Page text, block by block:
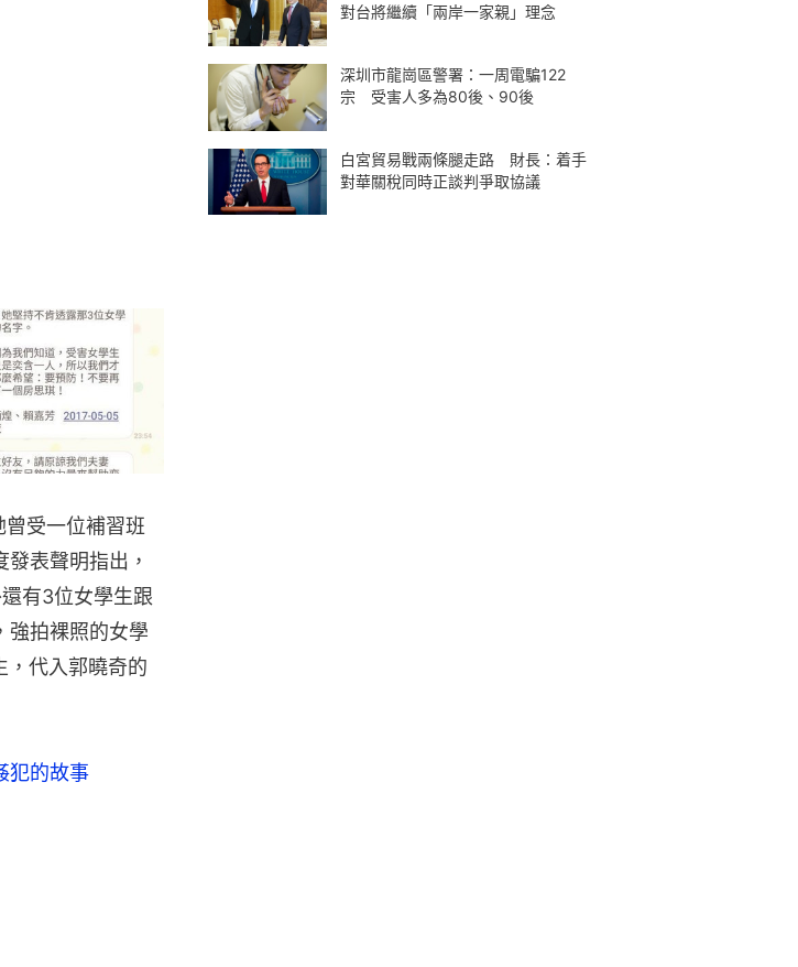
受一位補習班
表聲明指出，
有3位女學生跟
強拍裸照的女學
，代入郭曉奇的
犯的故事
對台將繼續「兩岸一家親」理念
深圳市龍崗區警署：一周電騙122
宗 受害人多為80後、90後
白宮貿易戰兩條腿走路 財長：着手
對華關稅同時正談判爭取協議